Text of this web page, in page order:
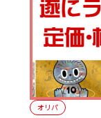
オリパ